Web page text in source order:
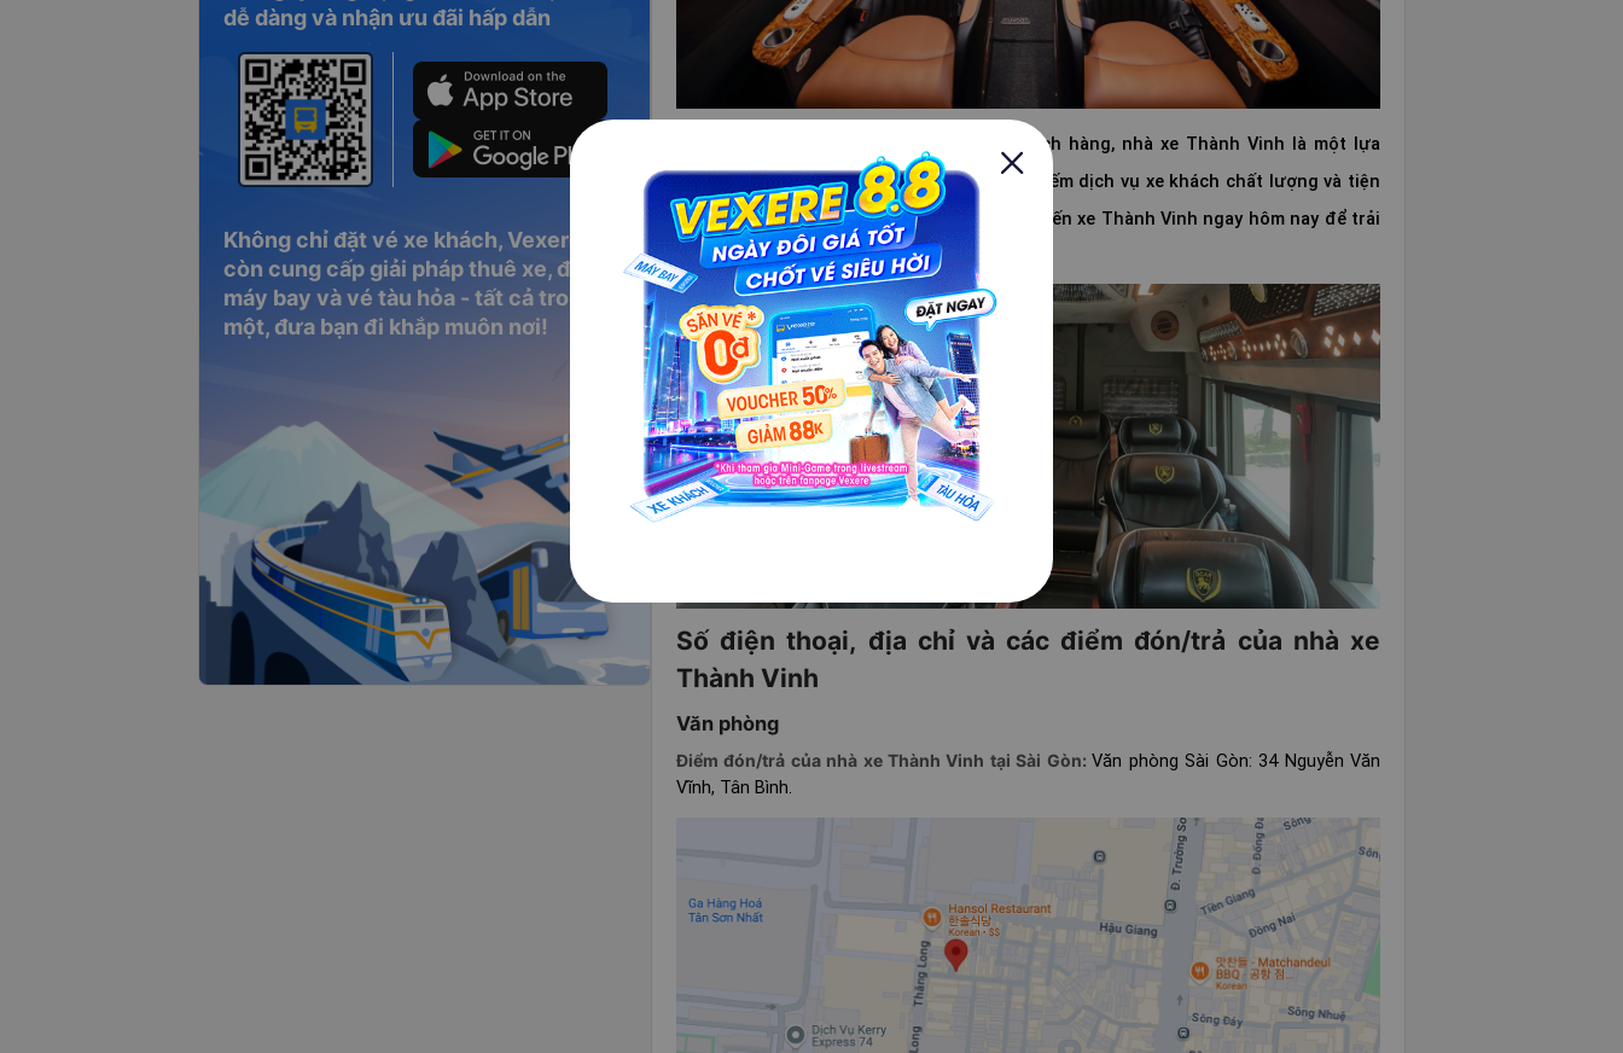
dễ dàng và nhận ưu đãi hấp dẫn
Không chỉ đặt vé xe khách, Vexere
còn cung cấp giải pháp thuê xe, đặt vé
máy bay và vé tàu hỏa - tất cả trong
một, đưa bạn đi khắp muôn nơi!
Với cam kết mang lại sự hài lòng cho khách hàng, nhà xe Thành Vinh là một lựa
chọn đáng tin cậy cho những ai đang tìm kiếm dịch vụ xe khách chất lượng và tiện
nghi từ Sài Gòn đến Vũng Tàu. Hãy đặt chuyến xe Thành Vinh ngay hôm nay để trải
nghiệm một chuyến đi thú vị và an toàn nhé!
Số điện thoại, địa chỉ và các điểm đón/trả của nhà xe
Thành Vinh
Văn phòng
Điểm đón/trả của nhà xe Thành Vinh tại Sài Gòn: Văn phòng Sài Gòn: 34 Nguyễn Văn
Vĩnh, Tân Bình.